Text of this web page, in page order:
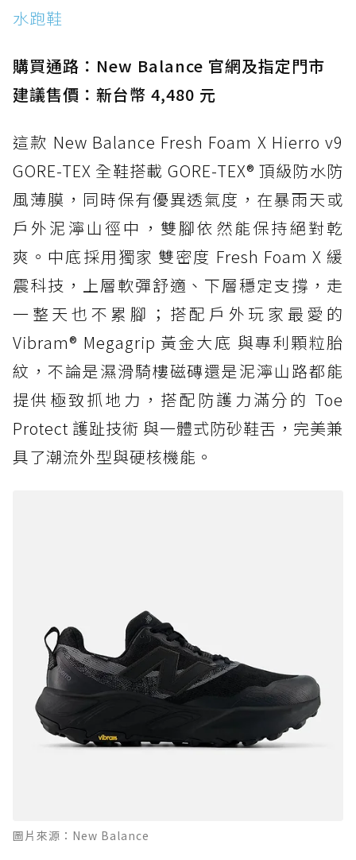
防水鞋推薦 15. Brooks Cascadia 19 GTX：注
水跑鞋
購買通路：New Balance 官網及指定門市
建議售價：新台幣 4,480 元
這款 New Balance Fresh Foam X Hierro v9
GORE-TEX 全鞋搭載 GORE-TEX® 頂級防水防
風薄膜，同時保有優異透氣度，在暴雨天或
戶外泥濘山徑中，雙腳依然能保持絕對乾
爽。中底採用獨家 雙密度 Fresh Foam X 緩
震科技，上層軟彈舒適、下層穩定支撐，走
一整天也不累腳；搭配戶外玩家最愛的
Vibram® Megagrip 黃金大底 與專利顆粒胎
紋，不論是濕滑騎樓磁磚還是泥濘山路都能
提供極致抓地力，搭配防護力滿分的 Toe
Protect 護趾技術 與一體式防砂鞋舌，完美兼
具了潮流外型與硬核機能。
圖片來源：New Balance